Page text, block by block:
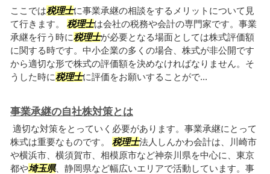
ここでは税理士に事業承継の相談をするメリットについて見
て行きます。 税理士は会社の税務や会計の専門家です。事業
承継を行う時に税理士が必要となる場面としては株式評価額
に関する時です。中小企業の多くの場合、株式が非公開です
から適切な形で株式の評価額を決めなければなりません。そ
うした時に税理士に評価をお願いすることがで...
事業承継の自社株対策とは
適切な対策をとっていく必要があります。事業承継にとって
株式は重要なものです。 税理士法人しんかわ会計は、川崎市
や横浜市、横須賀市、相模原市など神奈川県を中心に、東京
都や埼玉県、静岡県など幅広いエリアで活動しています。事